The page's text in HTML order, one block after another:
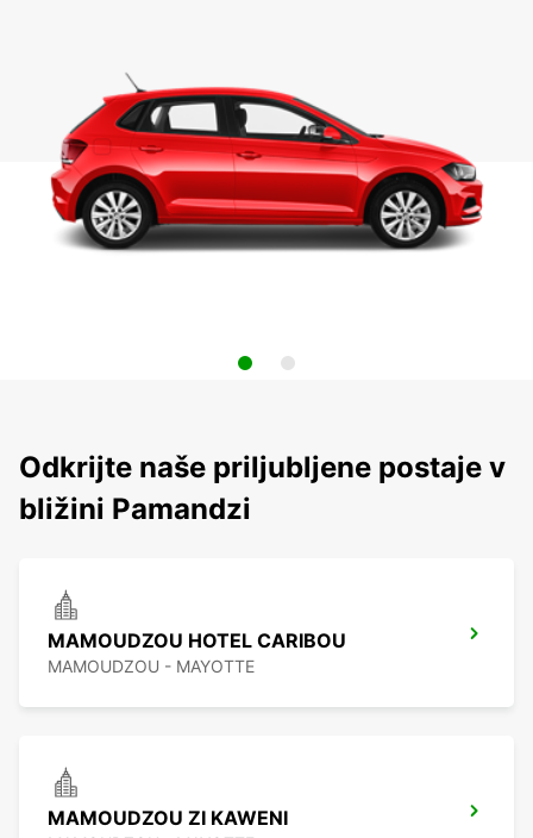
Odkrijte naše priljubljene postaje v
bližini Pamandzi
MAMOUDZOU HOTEL CARIBOU
MAMOUDZOU - MAYOTTE
MAMOUDZOU ZI KAWENI